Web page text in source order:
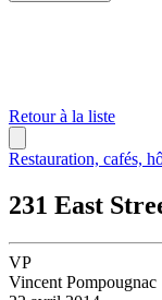
Retour à la liste
Restauration, cafés,
231 East
VP
Vincent Pompougnac